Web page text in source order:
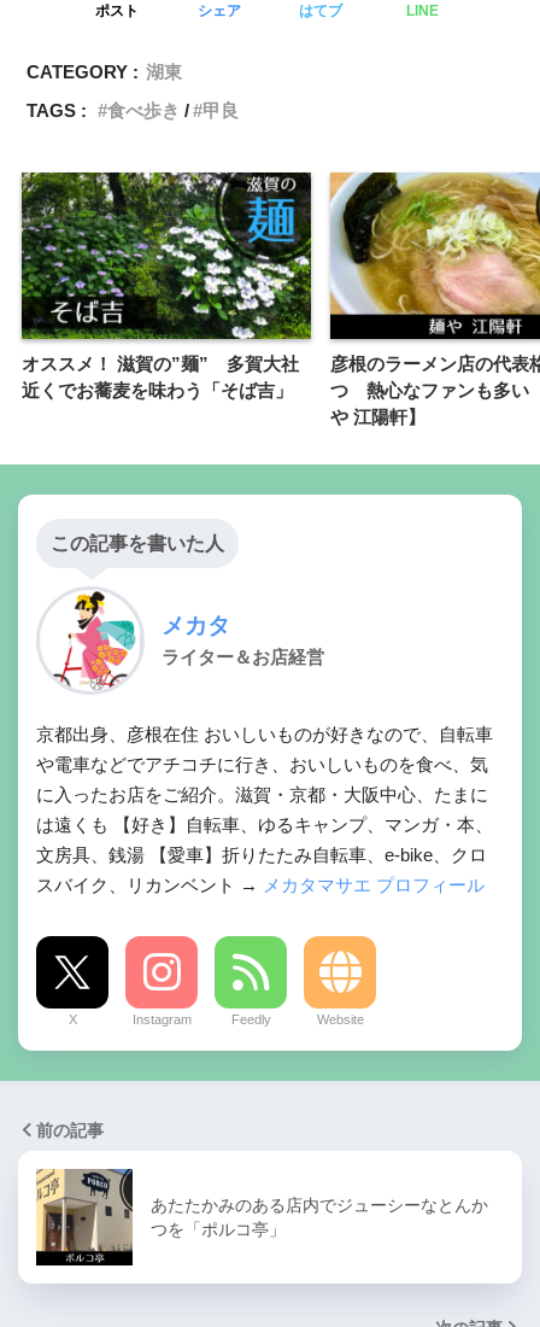
ポスト シェア はてブ LINE
CATEGORY : 湖東
TAGS :
食べ歩き 甲良
オススメ！ 滋賀の”麺” 多賀大社
近くでお蕎麦を味わう「そば吉」
彦根のラーメン店の代表
つ 熱心なファンも多い
や 江陽軒】
この記事を書いた人
メカタ
ライター＆お店経営
京都出身、彦根在住 おいしいものが好きなので、自転車
や電車などでアチコチに行き、おいしいものを食べ、気
に入ったお店をご紹介。滋賀・京都・大阪中心、たまに
は遠くも 【好き】自転車、ゆるキャンプ、マンガ・本、
文房具、銭湯 【愛車】折りたたみ自転車、e-bike、クロ
スバイク、リカンベント →
メカタマサエ プロフィール
X Instagram Feedly Website
前の記事
あたたかみのある店内でジューシーなとんか
つを「ポルコ亭」